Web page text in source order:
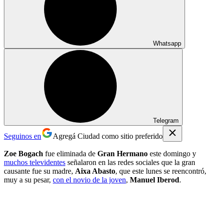
Whatsapp
Telegram
Seguinos en Agregá Ciudad como sitio preferido
Zoe Bogach fue eliminada de Gran Hermano este domingo y
muchos televidentes señalaron en las redes sociales que la gran
causante fue su madre, Aixa Abasto, que este lunes se reencontró,
muy a su pesar, con el novio de la joven, Manuel Iberod.